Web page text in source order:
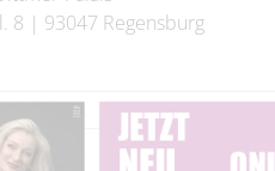
8 | 93047 Regensburg